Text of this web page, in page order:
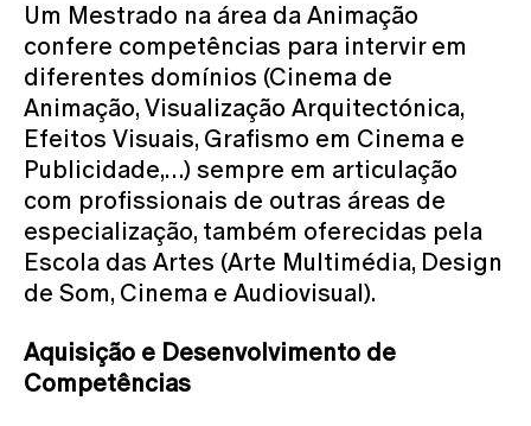
Um Mestrado na área da Animação
confere competências para intervir em
diferentes domínios (Cinema de
Animação, Visualização Arquitectónica,
Efeitos Visuais, Grafismo em Cinema e
Publicidade,…) sempre em articulação
com profissionais de outras áreas de
especialização, também oferecidas pela
Escola das Artes (Arte Multimédia, Design
de Som, Cinema e Audiovisual).
Aquisição e Desenvolvimento de
Competências